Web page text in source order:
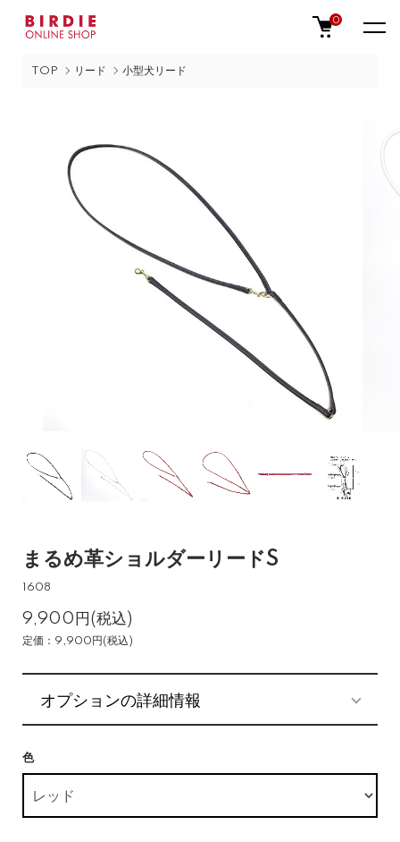
0
TOP リード 小型犬リード
まるめ革ショルダーリードS
1608
9,900円(税込)
定価：9,900円(税込)
オプションの詳細情報
色